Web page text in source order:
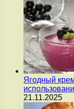
Ягодный
21.11.2025